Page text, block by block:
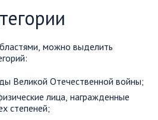
можно выделить
Великой Отечественной войны;
лица, награжденные
степеней;